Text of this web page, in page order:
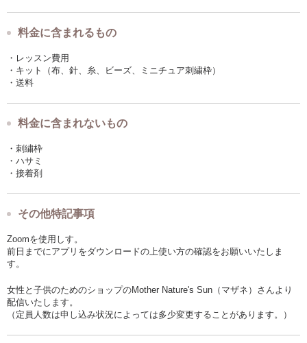
料金に含まれるもの
・レッスン費用
・キット（布、針、糸、ビーズ、ミニチュア刺繍枠）
・送料
料金に含まれないもの
・刺繍枠
・ハサミ
・接着剤
その他特記事項
Zoomを使用しす。
前日までにアプリをダウンロードの上使い方の確認をお願いいたしま
す。
女性と子供のためのショップのMother Nature's Sun（マザネ）さんより
配信いたします。
（定員人数は申し込み状況によっては多少変更することがあります。）